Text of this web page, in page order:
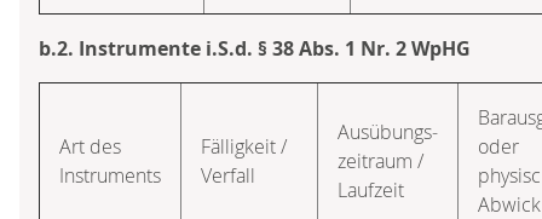
b.2. Instrumente i.S.d. § 38 Abs. 1 Nr. 2 WpHG
Art des
Instruments
Fälligkeit /
Verfall
Ausübungs­
zeitraum /
Laufzeit
oder